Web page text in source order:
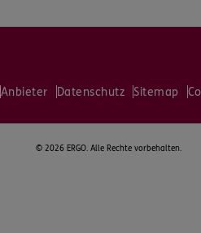
Anbieter Datenschutz Sitemap
© 2026 ERGO. Alle Rechte vorbehalten.